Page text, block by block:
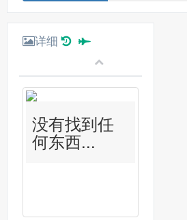
详细
没有找到任
何东西...